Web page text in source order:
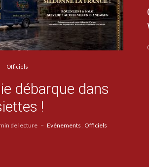
Officiels
débarque dans
!
de lecture Evénements Officiels